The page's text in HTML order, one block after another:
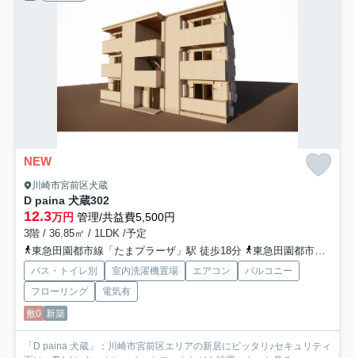
NEW
川崎市宮前区犬蔵
D paina 犬蔵302
12.3万円 管理/共益費5,500円
3階 / 36.85㎡ / 1LDK /予定
東急田園都市線「たまプラーザ」駅 徒歩18分
東急田園都市線「鷺沼」駅 徒歩25分
バス・トイレ別 室内洗濯機置場 エアコン
バルコニー
フローリング
電気有
敷0 新築
「D paina 犬蔵」：川崎市宮前区エリアの新居にピッタリ♪セキュリティ